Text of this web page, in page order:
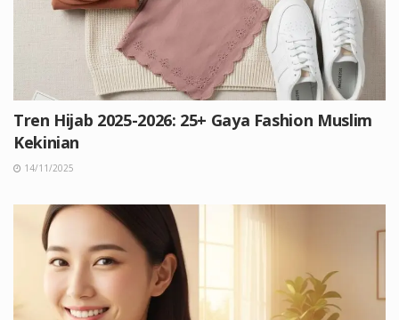
Tren Hijab 2025-2026: 25+ Gaya Fashion Muslim
Kekinian
14/11/2025